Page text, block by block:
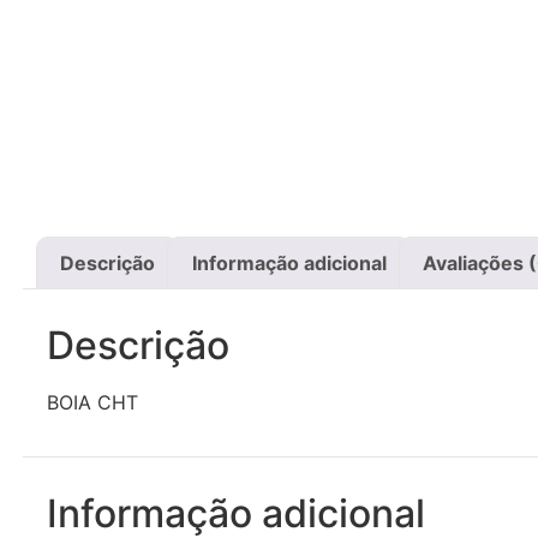
Descrição Informação adicional Avaliações
Descrição
BOIA CHT
Informação adicional